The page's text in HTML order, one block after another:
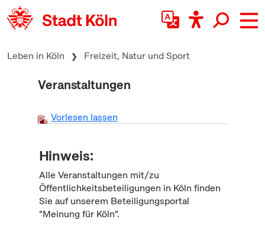
zum Inhalt springen
Leben in Köln Freizeit, Natur und Sport
Veranstaltungen
Vorlesen lassen
Hinweis:
Alle Veranstaltungen mit/zu
Öffentlichkeitsbeteiligungen in Köln finden
Sie auf unserem Beteiligungsportal
"Meinung für Köln".